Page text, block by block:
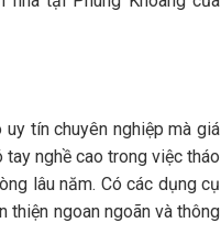
tín chuyên nghiệp mà giá
tay nghề cao trong việc tháo
lâu năm. Có các dụng cụ
thiện ngoan ngoãn và thông